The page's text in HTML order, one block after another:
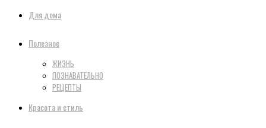
Для дома
Полезное
ЖИЗНЬ
ПОЗНАВАТЕЛЬНО
РЕЦЕПТЫ
Красота и стиль